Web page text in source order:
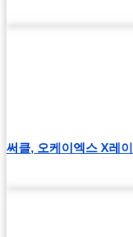
써클, 오케이엑스 X레